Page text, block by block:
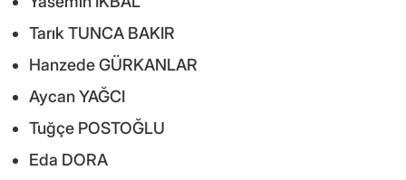
Tarık TUNCA BAKIR
Hanzede GÜRKANLAR
Aycan YAĞCI
Tuğçe POSTOĞLU
Eda DORA